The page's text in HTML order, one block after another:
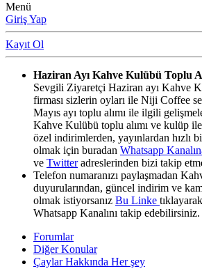
Menü
Giriş Yap
Kayıt Ol
Haziran Ayı Kahve Kulübü Toplu
Sevgili Ziyaretçi Haziran ayı Kahve
firması sizlerin oyları ile Niji Coffee
Mayıs ayı toplu alımı ile ilgili
Kahve Kulübü toplu alımı ve kulüp
özel indirimlerden, yayınlardan hızlı
olmak için buradan Whatsapp
ve Twitteradreslerinden bizi takip
Telefon numaranızı paylaşmadan
duyurularından, güncel indirim ve
olmak istiyorsanız Bu Linke
Whatsapp Kanalını takip edebilirsiniz.
Forumlar
Diğer Konular
Çaylar Hakkında Her şey